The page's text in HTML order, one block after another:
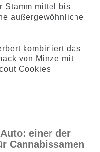
Stamm mittel bis
außergewöhnliche
kombiniert das
von Minze mit
Cookies
einer der
Cannabissamen